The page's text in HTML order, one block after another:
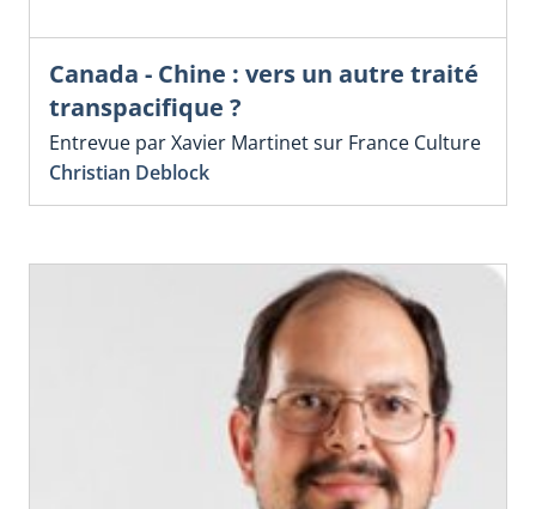
Canada - Chine : vers un autre traité
transpacifique ?
Entrevue par Xavier Martinet sur France Culture
Christian Deblock